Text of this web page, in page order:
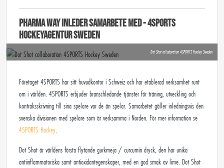
PHARMA WAY INLEDER SAMARBETE MED - 4SPORTS
HOCKEYAGENTUR SWEDEN
Dot Shot collaboration 4SPORTS Hockey Sweden
Företaget 4SPORTS har sitt huvudkontor i Schweiz och har etablerad verksamhet runt
om i världen. 4SPORTS erbjuder branschledande tjänster för träning, utveckling och
kontraksskrivning till sina spelare var de än spelar. Samarbetet gäller inledningsvis den
svenska divisionen med spelare som är verksamma i Norden. För mer information se
4SPORTS Hockey.
Dot Shot är världens första flytande gurkmeja / curcumin dryck, den har unika
antiinflammatoriska samt antioxidantegenskaper, med en god smak av lime. Dot Shot